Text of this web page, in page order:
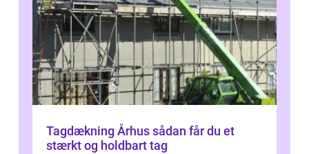
Tagdækning Århus sådan får du et
stærkt og holdbart tag